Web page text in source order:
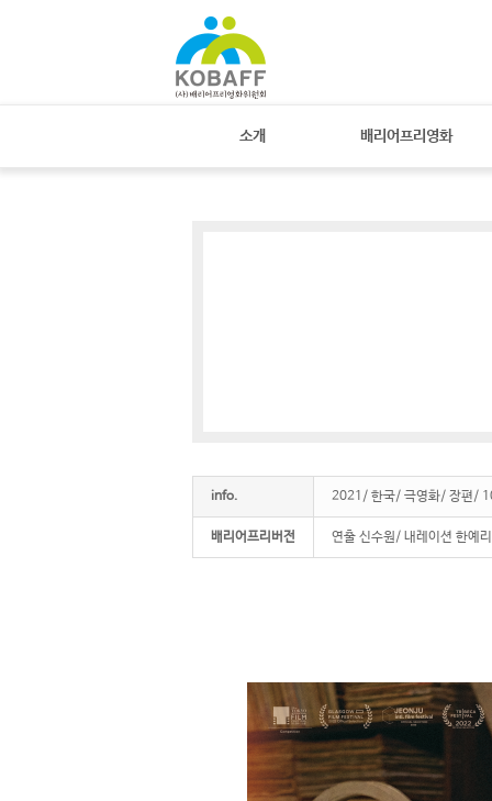
소개 배리어프리영화
info. 2021/ 한국/ 극영화/ 장편/
배리어프리버전 연출 신수원/ 내레이션 한예
스케치북5
스케치북5